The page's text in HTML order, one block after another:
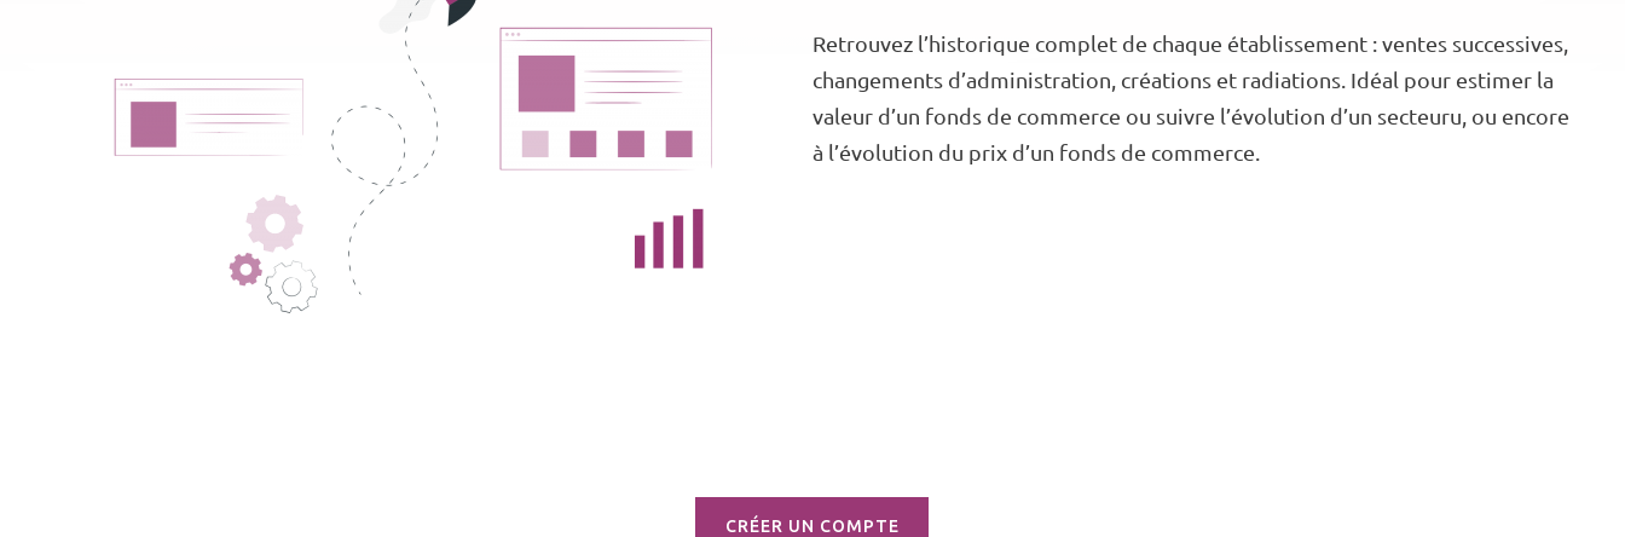
Retrouvez l’historique complet de chaque établissement : ventes successives,
changements d’administration, créations et radiations. Idéal pour estimer la
valeur d’un fonds de commerce ou suivre l’évolution d’un secteuru, ou encore
à l’évolution du prix d’un fonds de commerce.
CRÉER UN COMPTE